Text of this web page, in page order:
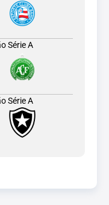
Série A
Série A